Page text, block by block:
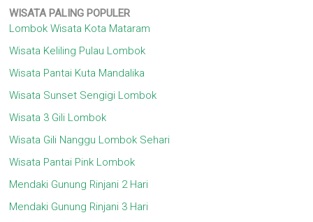
WISATA PALING POPULER
Lombok Wisata Kota Mataram
Wisata Keliling Pulau Lombok
Wisata Pantai Kuta Mandalika
Wisata Sunset Sengigi Lombok
Wisata 3 Gili Lombok
Wisata Gili Nanggu Lombok Sehari
Wisata Pantai Pink Lombok
Mendaki Gunung Rinjani 2 Hari
Mendaki Gunung Rinjani 3 Hari